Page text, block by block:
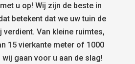
u op! Wij zijn de beste in
betekent dat we uw tuin de
verdient. Van kleine ruimtes,
15 vierkante meter of 1000
gaan voor u aan de slag!